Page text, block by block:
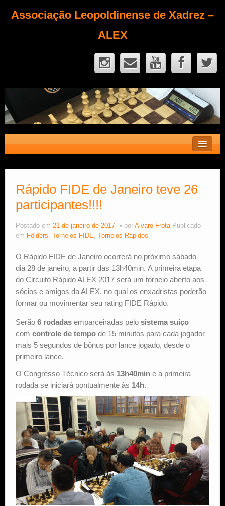
Associação Leopoldinense de Xadrez –
ALEX
Fique Sócio
Quem Somos?
Calendário
Rápido FIDE de Janeiro teve 26
participantes!!!!
Postado em 21 de janeiro de 2017 por Alvaro Frota Publicado
em Fôlders, Torneios FIDE, Torneios Rápidos
O Rápido FIDE de Janeiro ocorrerá no próximo sábado
dia 28 de janeiro, a partir das 13h40min. A primeira etapa
do Circuito Rápido ALEX 2017 será um torneio aberto aos
sócios e amigos da ALEX, no qual os enxadristas poderão
formar ou movimentar seu rating FIDE Rápido.
Serão 6 rodadas emparceiradas pelo sistema suíço
com controle de tempo de 15 minutos para cada jogador
mais 5 segundos de bônus por lance jogado, desde o
primeiro lance.
O Congresso Técnico será às 13h40min e a primeira
rodada se iniciará pontualmente às 14h.